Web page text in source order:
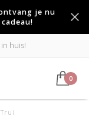
je nu
huis!
0